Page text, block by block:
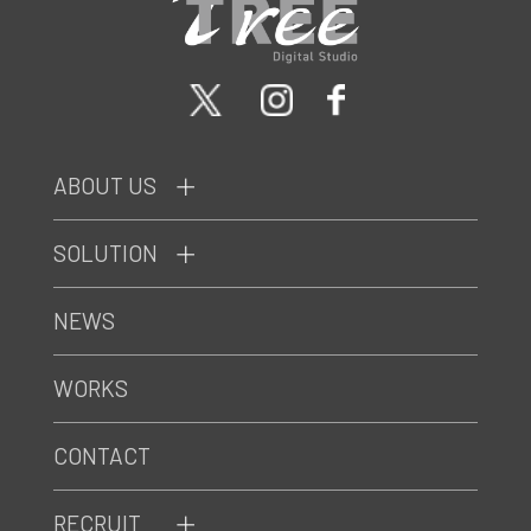
ABOUT US
SOLUTION
RECRUIT
NEWS
WORKS
CONTACT